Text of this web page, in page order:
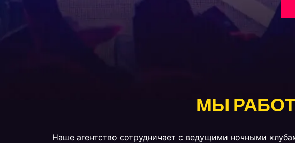
МЫ
Наше агентство сотрудничает с ведущими ночными